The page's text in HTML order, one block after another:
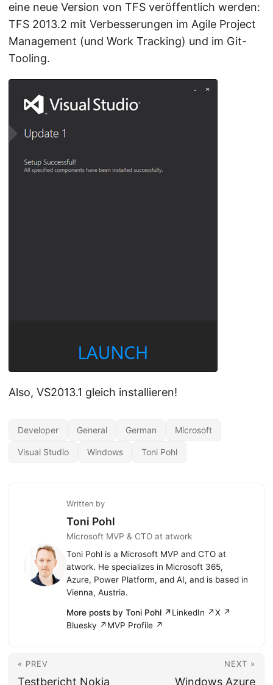
eine neue Version von TFS veröffentlich werden:
TFS 2013.2 mit Verbesserungen im Agile Project
Management (und Work Tracking) und im Git-
Tooling.
Also, VS2013.1 gleich installieren!
Developer General German Microsoft
Visual Studio Windows Toni Pohl
Written by
Toni Pohl
Microsoft MVP & CTO at atwork
Toni Pohl is a Microsoft MVP and CTO at
atwork. He specializes in Microsoft 365,
Azure, Power Platform, and AI, and is based in
Vienna, Austria.
More posts by Toni Pohl ↗LinkedIn ↗X ↗
Bluesky ↗ MVP Profile ↗
« PREV
Testbericht Nokia
NEXT »
Windows Azure